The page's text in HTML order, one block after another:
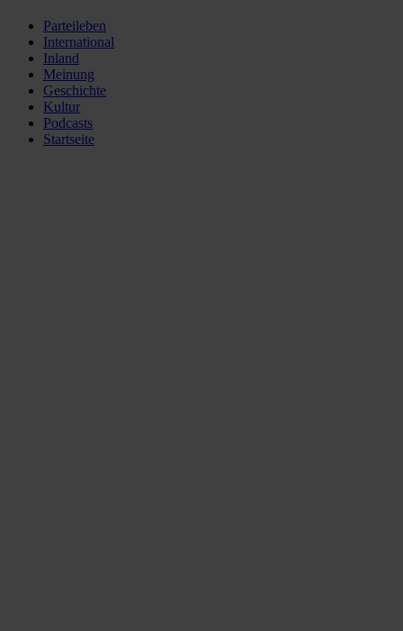
Parteileben
International
Inland
Meinung
Geschichte
Kultur
Podcasts
Startseite